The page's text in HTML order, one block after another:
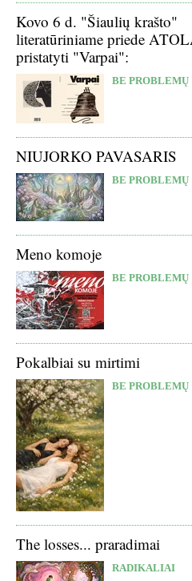
Kovo 6 d. "Šiaulių krašto"
literatūriniame priede
pristatyti "Varpai":
BE PROBLEMŲ
NIUJORKO PAVASARIS
BE PROBLEMŲ
Meno komoje
BE PROBLEMŲ
Pokalbiai su mirtimi
BE PROBLEMŲ
The losses... praradimai
RADIKALIAI